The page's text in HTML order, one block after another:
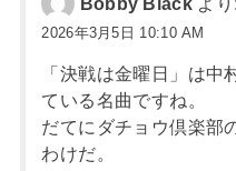
2026年3月5日 10:10 AM
「決戦は金曜日」は
ている名曲ですね。
だてにダチョウ倶楽部
わけだ。